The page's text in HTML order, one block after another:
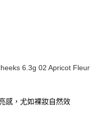
達
費
6.3g 02 Apricot Fleur
感，尤如裸妝自然效